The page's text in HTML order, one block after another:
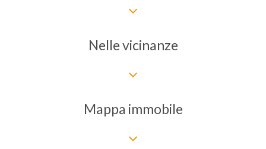
Nelle vicinanze
Mappa immobile